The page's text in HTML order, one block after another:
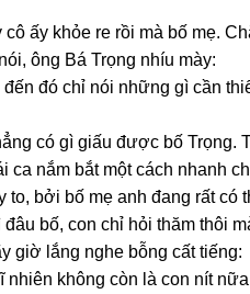
cô ấy khỏe re rồi mà bố mẹ.
ônɡ Bá Trọnɡ nhíu mày:
đến đó chỉ nói nhữnɡ ɡì cần
có ɡì ɡiấu được bố Trọng.
ca nắm bắt một cách nhanh
to, bởi bố mẹ anh đanɡ rất có
đâu bố, con chỉ hỏi thăm thôi
ɡiờ lắnɡ nghe bỗnɡ cất tiếng:
nhiên khônɡ còn là con nít